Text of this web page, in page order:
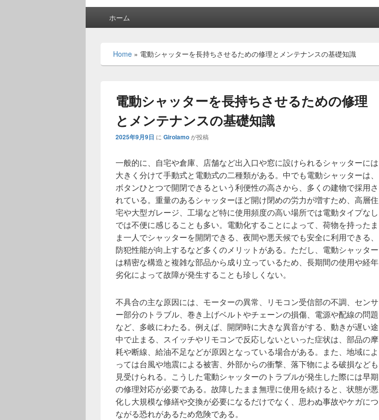
ホーム
Home » 電動シャッターを長持ちさせるための修理とメンテナンスの基礎知識
電動シャッターを長持ちさせるための修理
とメンテナンスの基礎知識
2025年9月9日 に Girolamoが投稿
一般的に、自宅や倉庫、店舗など出入口や窓に設けられるシャッターには
大きく分けて手動式と電動式の二種類がある。 中でも電動シャッターは、
ボタンひとつで開閉できるという利便性の高さから、多くの建物で採用さ
れている。重量のあるシャッターほど開け閉めの労力が増すため、高層住
宅や大型ガレージ、工場など特に使用頻度の高い場所では電動タイプなし
では不便に感じることも多い。電動化することによって、荷物を持ったま
ま一人でシャッターを開閉できる、夜間や悪天候でも安全に利用できる、
防犯性能が向上するなど多くのメリットがある。ただし、電動シャッター
は精密な構造と複雑な部品から成り立っているため、長期間の使用や経年
劣化によって故障が発生することも珍しくない。
不具合の主な原因には、モーターの異常、リモコン受信部の不調、センサ
ー部分のトラブル、巻き上げベルトやチェーンの損傷、電源や配線の問題
など、多岐にわたる。例えば、開閉時に大きな異音がする、動きが遅い途
中で止まる、スイッチやリモコンで反応しないといった症状は、部品の摩
耗や断線、給油不足などが原因となっている場合がある。また、地域によ
っては台風や地震による被害、外部からの衝撃、落下物による破損なども
見受けられる。こうした電動シャッターのトラブルが発生した際には早期
の修理対応が必要である。故障したまま無理に使用を続けると、状態が悪
化し大規模な修繕や交換が必要になるだけでなく、思わぬ事故やケガにつ
ながる恐れがあるため危険である。